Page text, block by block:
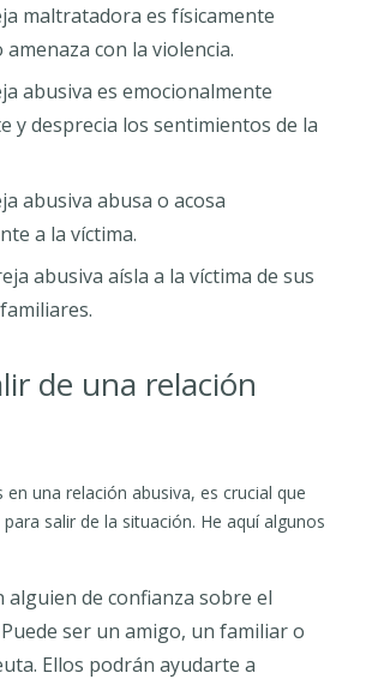
maltratadora es físicamente
con la violencia.
abusiva es emocionalmente
y desprecia los sentimientos de la
abusiva abusa o acosa
a la víctima.
abusiva aísla a la víctima de sus
de una relación
en una relación abusiva, es crucial que
salir de la situación. He aquí algunos
alguien de confianza sobre el
ser un amigo, un familiar o
Ellos podrán ayudarte a